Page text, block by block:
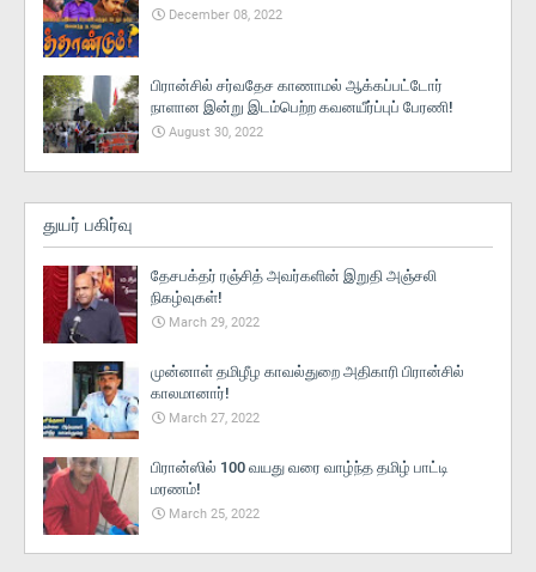
December 08, 2022
பிரான்சில் சர்வதேச காணாமல் ஆக்கப்பட்டோர்
நாளான இன்று இடம்பெற்ற கவனயீர்ப்புப் பேரணி!
August 30, 2022
துயர் பகிர்வு
தேசபக்தர் ரஞ்சித் அவர்களின் இறுதி அஞ்சலி
நிகழ்வுகள்!
March 29, 2022
முன்னாள் தமிழீழ காவல்துறை அதிகாரி பிரான்சில்
காலமானார்!
March 27, 2022
பிரான்ஸில் 100 வயது வரை வாழ்ந்த தமிழ் பாட்டி
மரணம்!
March 25, 2022